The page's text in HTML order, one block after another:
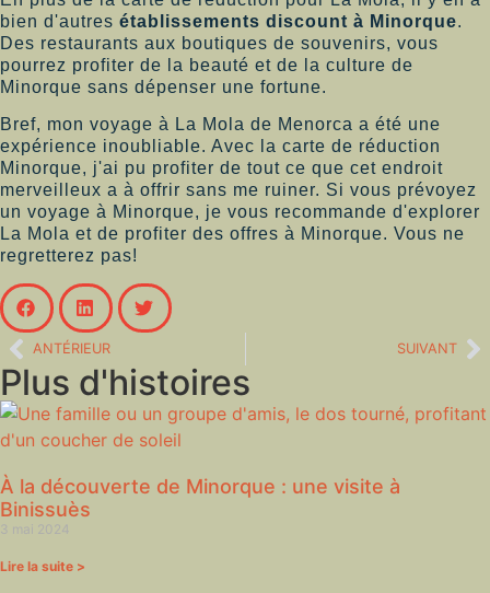
bien d'autres établissements discount à Minorque.
Des restaurants aux boutiques de souvenirs, vous
pourrez profiter de la beauté et de la culture de
Minorque sans dépenser une fortune.
Bref, mon voyage à La Mola de Menorca a été une
expérience inoubliable. Avec la carte de réduction
Minorque, j'ai pu profiter de tout ce que cet endroit
merveilleux a à offrir sans me ruiner. Si vous prévoyez
un voyage à Minorque, je vous recommande d'explorer
La Mola et de profiter des offres à Minorque. Vous ne
regretterez pas!
ANTÉRIEUR SUIVANT
Plus d'histoires
À la découverte de Minorque : une visite à
Binissuès
3 mai 2024
Lire la suite >